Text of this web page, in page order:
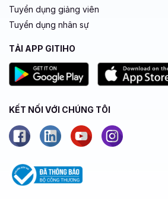
Tuyển dụng giảng viên
Tuyển dụng nhân sự
TẢI APP GITIHO
KẾT NỐI VỚI CHÚNG TÔI